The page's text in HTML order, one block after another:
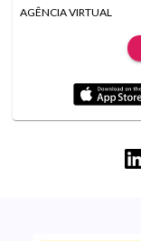
AGÊNCIA VIRTUAL